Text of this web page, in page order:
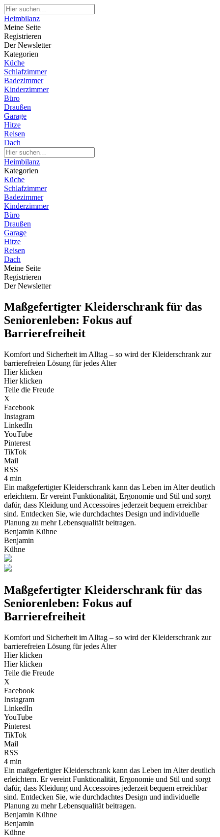
Heimbilanz
Meine Seite
Registrieren
Der Newsletter
Kategorien
Küche
Schlafzimmer
Badezimmer
Kinderzimmer
Büro
Draußen
Garage
Hitze
Reisen
Dach
Heimbilanz
Kategorien
Küche
Schlafzimmer
Badezimmer
Kinderzimmer
Büro
Draußen
Garage
Hitze
Reisen
Dach
Meine Seite
Registrieren
Der Newsletter
Maßgefertigter Kleiderschrank für das
Seniorenleben: Fokus auf
Barrierefreiheit
Komfort und Sicherheit im Alltag – so wird der Kleiderschrank zur
barrierefreien Lösung für jedes Alter
Hier klicken
Hier klicken
Teile die Freude
X
Facebook
Instagram
LinkedIn
YouTube
Pinterest
TikTok
Mail
RSS
4 min
Ein maßgefertigter Kleiderschrank kann das Leben im Alter deutlich
erleichtern. Er vereint Funktionalität, Ergonomie und Stil und sorgt
dafür, dass Kleidung und Accessoires jederzeit bequem erreichbar
sind. Entdecken Sie, wie durchdachtes Design und individuelle
Planung zu mehr Lebensqualität beitragen.
Benjamin Kühne
Benjamin
Kühne
Maßgefertigter Kleiderschrank für das
Seniorenleben: Fokus auf
Barrierefreiheit
Komfort und Sicherheit im Alltag – so wird der Kleiderschrank zur
barrierefreien Lösung für jedes Alter
Hier klicken
Hier klicken
Teile die Freude
X
Facebook
Instagram
LinkedIn
YouTube
Pinterest
TikTok
Mail
RSS
4 min
Ein maßgefertigter Kleiderschrank kann das Leben im Alter deutlich
erleichtern. Er vereint Funktionalität, Ergonomie und Stil und sorgt
dafür, dass Kleidung und Accessoires jederzeit bequem erreichbar
sind. Entdecken Sie, wie durchdachtes Design und individuelle
Planung zu mehr Lebensqualität beitragen.
Benjamin Kühne
Benjamin
Kühne